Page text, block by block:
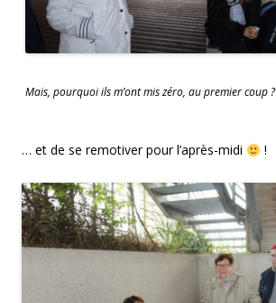
Mais, pourquoi ils m’ont mis zéro, au premier coup ?
… et de se remotiver pour l’après-midi !